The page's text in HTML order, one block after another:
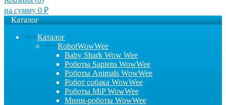
на сумму 0 ₽
Каталог
Каталог
RobotWowWee
Baby Shark Wow Wee
Роботы Sapiens WowWee
Роботы Animals WowWee
Робот собака WowWee
Роботы MiP WowWee
Мини-роботы WowWee